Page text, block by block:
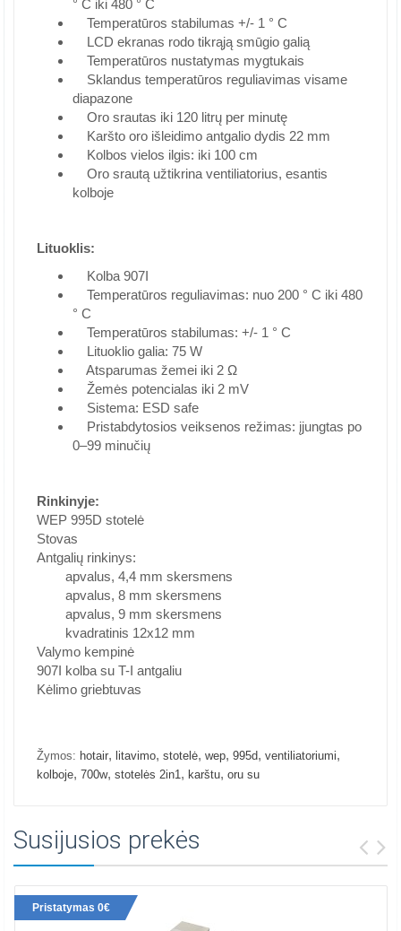
° C iki 480 ° C
Temperatūros stabilumas +/- 1 ° C
LCD ekranas rodo tikrąją smūgio galią
Temperatūros nustatymas mygtukais
Sklandus temperatūros reguliavimas visame
diapazone
Oro srautas iki 120 litrų per minutę
Karšto oro išleidimo antgalio dydis 22 mm
Kolbos vielos ilgis: iki 100 cm
Oro srautą užtikrina ventiliatorius, esantis
kolboje
Lituoklis:
Kolba 907I
Temperatūros reguliavimas: nuo 200 ° C iki 480
° C
Temperatūros stabilumas: +/- 1 ° C
Lituoklio galia: 75 W
Atsparumas žemei iki 2 Ω
Žemės potencialas iki 2 mV
Sistema: ESD safe
Pristabdytosios veiksenos režimas: įjungtas po
0–99 minučių
Rinkinyje:
WEP 995D stotelė
Stovas
Antgalių rinkinys:
apvalus, 4,4 mm skersmens
apvalus, 8 mm skersmens
apvalus, 9 mm skersmens
kvadratinis 12x12 mm
Valymo kempinė
907I kolba su T-I antgaliu
Kėlimo griebtuvas
Žymos: hotair, litavimo, stotelė, wep, 995d, ventiliatoriumi,
kolboje, 700w, stotelės 2in1, karštu, oru su
Susijusios prekės
Pristatymas 0€